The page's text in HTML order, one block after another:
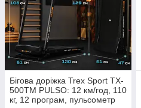
Бігова доріжка Trex Sport TX-
500TM PULSO: 12 км/год, 110
кг, 12 програм, пульсометр